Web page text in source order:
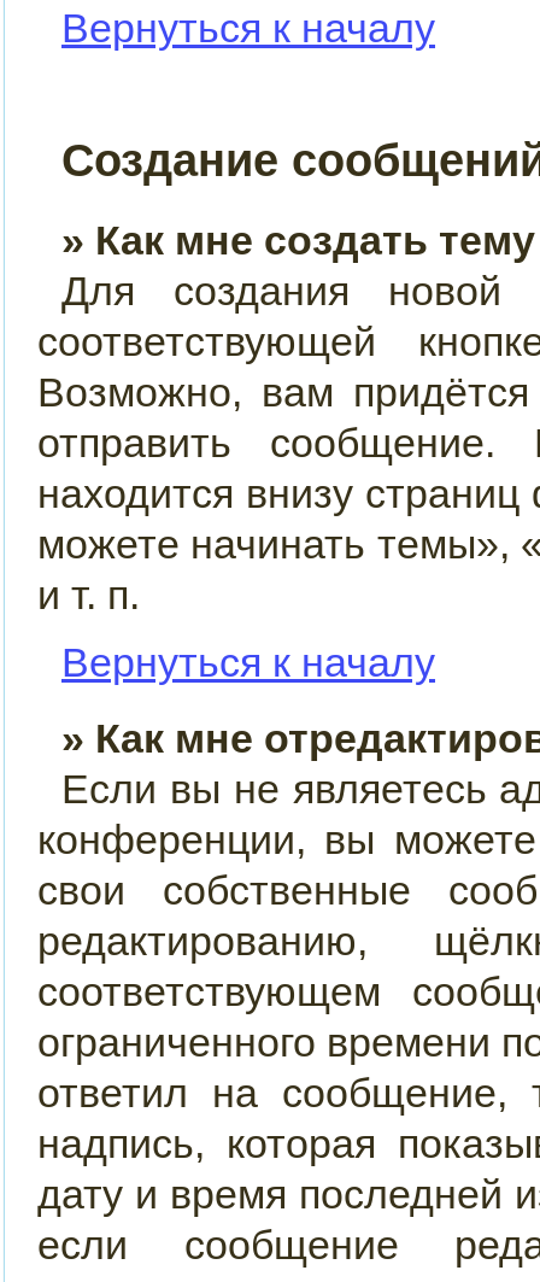
Вернуться к началу
Создание
» Как мне создать
Для создания
соответствующей
Возможно, вам придётся
отправить
находится внизу
можете начинать темы»,
и т. п.
Вернуться к началу
» Как мне
Если вы не являетесь
конференции, вы можете
свои собственные
редактированию,
соответствующем
ограниченного времени
ответил на сообщение,
надпись, которая
дату и время последней
если сообщение